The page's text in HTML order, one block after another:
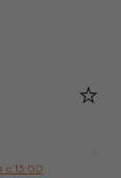
c 13:00